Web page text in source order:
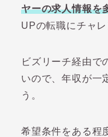
ヤーの求人情報を
UPの転職にチャ
ビズリーチ経由で
いので、年収が一
う。
希望条件をある程